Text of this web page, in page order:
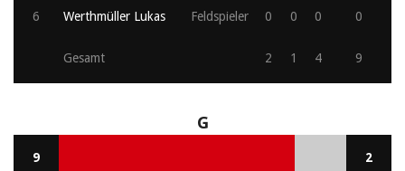
6 Werthmüller Lukas Feldspieler 0 0 0 0
Gesamt 2 1 4 9
G
9 2